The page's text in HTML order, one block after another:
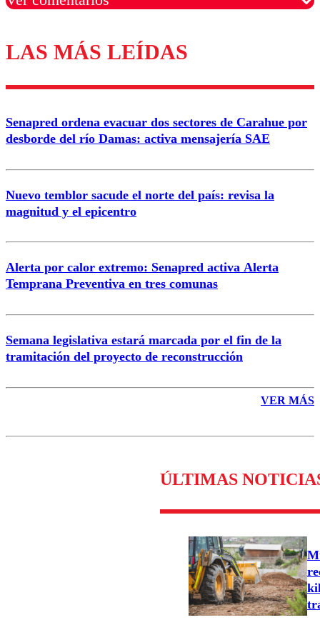
Los comentarios son moderados para garantizar un
diálogo respetuoso.
Correo
LAS MÁS LEÍDAS
Senapred ordena evacuar dos sectores de Carahue por
desborde del río Damas: activa mensajería SAE
Nuevo temblor sacude el norte del país: revisa la
magnitud y el epicentro
Alerta por calor extremo: Senapred activa Alerta
Temprana Preventiva en tres comunas
Semana legislativa estará marcada por el fin de la
tramitación del proyecto de reconstrucción
VER MÁS
ÚLTIMAS